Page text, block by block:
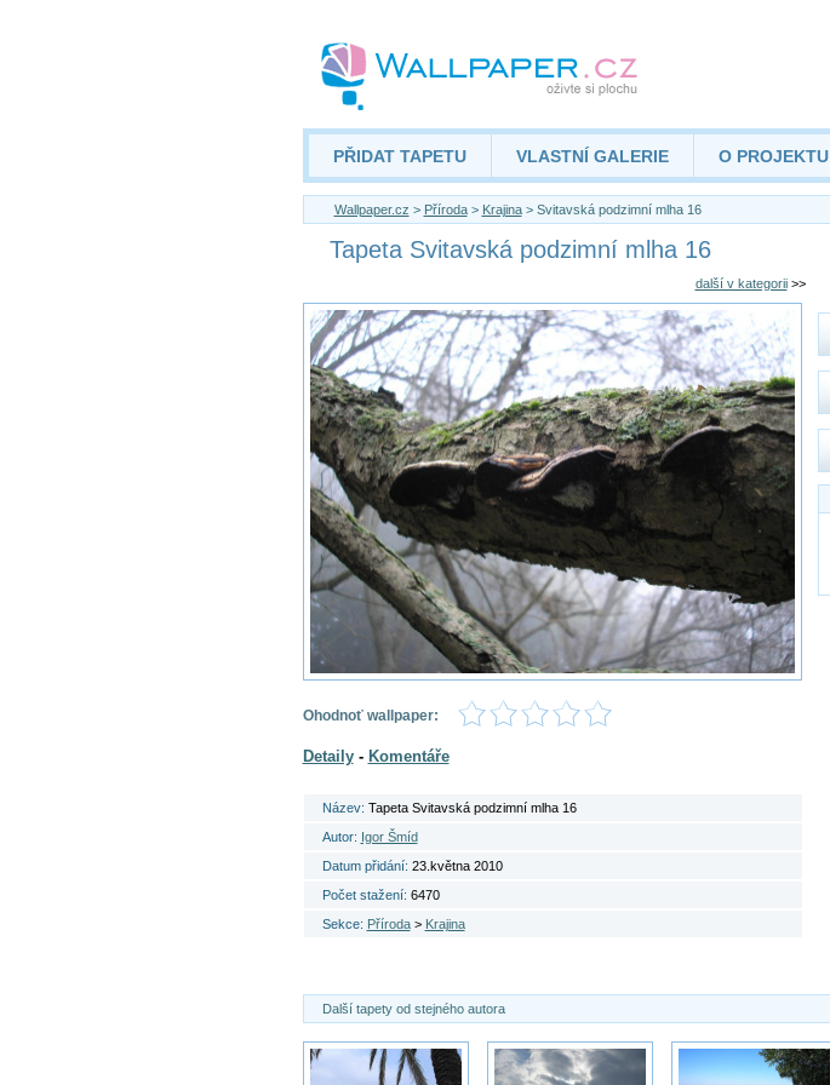
PŘIDAT TAPETU VLASTNÍ GALERIE O PROJEKTU
Wallpaper.cz > Příroda> Krajina> Svitavská podzimní mlha 16
Tapeta Svitavská podzimní mlha 16
další v kategorii>>
Ohodnoť wallpaper:
Detaily- Komentáře
Název: Tapeta Svitavská podzimní mlha 16
Autor: Igor Šmíd
Datum přidání: 23.května 2010
Počet stažení: 6470
Sekce: Příroda> Krajina
Další tapety od stejného autora